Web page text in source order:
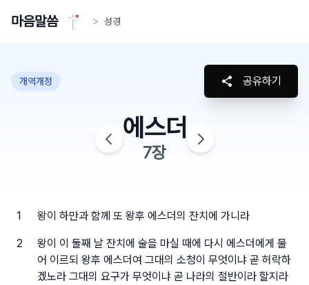
마음말씀 > 성경
개역개정 공유하기
에스더
7장
1 왕이 하만과 함께 또 왕후 에스더의 잔치에 가니라
2
왕이 이 둘째 날 잔치에 술을 마실 때에 다시 에스더에게 물
어 이르되 왕후 에스더여 그대의 소청이 무엇이냐 곧 허락하
겠노라 그대의 요구가 무엇이냐 곧 나라의 절반이라 할지라